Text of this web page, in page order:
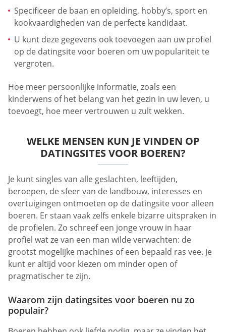
Specificeer de baan en opleiding, hobby’s, sport en
kookvaardigheden van de perfecte kandidaat.
U kunt deze gegevens ook toevoegen aan uw profiel
op de datingsite voor boeren om uw populariteit te
vergroten.
Hoe meer persoonlijke informatie, zoals een
kinderwens of het belang van het gezin in uw leven, u
toevoegt, hoe meer vertrouwen u zult wekken.
WELKE MENSEN KUN JE VINDEN OP
DATINGSITES VOOR BOEREN?
Je kunt singles van alle geslachten, leeftijden,
beroepen, de sfeer van de landbouw, interesses en
overtuigingen ontmoeten op de datingsite voor alleen
boeren. Er staan vaak zelfs enkele bizarre uitspraken in
de profielen. Zo schreef een jonge vrouw in haar
profiel wat ze van een man wilde verwachten: de
grootst mogelijke machines of een bepaald ras vee. Je
kunt er altijd voor kiezen om minder open of
pragmatischer te zijn.
Waarom zijn datingsites voor boeren nu zo
populair?